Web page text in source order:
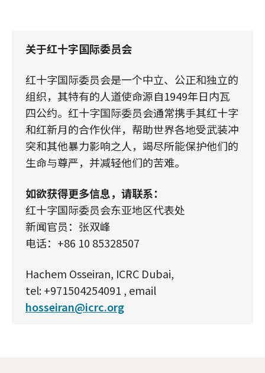
关于红十字国际委员会
红十字国际委员会是一个中立、公正和独立的
组织，其特有的人道使命源自1949年日内瓦
四公约。红十字国际委员会通常携手其红十字
和红新月的合作伙伴，帮助世界各地受武装冲
突和其他暴力影响之人，竭尽所能保护他们的
生命与尊严，并减轻他们的苦难。
如欲获得更多信息，请联系：
红十字国际委员会东亚地区代表处
新闻官员：张双峰
电话：+86 10 85328507
Hachem Osseiran, ICRC Dubai,
tel: +971504254091 , email
hosseiran@icrc.org